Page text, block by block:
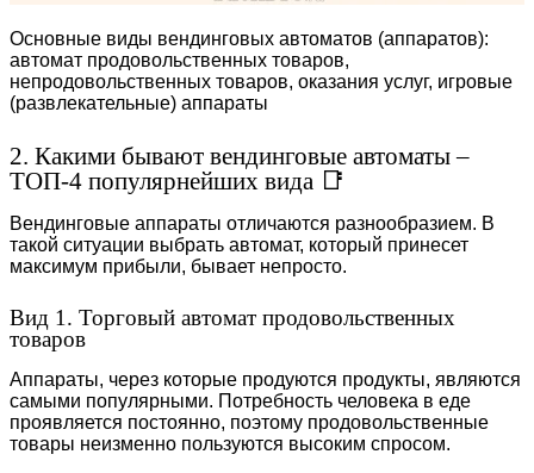
Основные виды вендинговых автоматов (аппаратов):
автомат продовольственных товаров,
непродовольственных товаров, оказания услуг, игровые
(развлекательные) аппараты
2. Какими бывают вендинговые автоматы –
ТОП-4 популярнейших вида 📑
Вендинговые аппараты отличаются разнообразием. В
такой ситуации выбрать автомат, который принесет
максимум прибыли, бывает непросто.
Вид 1. Торговый автомат продовольственных
товаров
Аппараты, через которые продуются продукты, являются
самыми популярными. Потребность человека в еде
проявляется постоянно, поэтому продовольственные
товары неизменно пользуются высоким спросом.